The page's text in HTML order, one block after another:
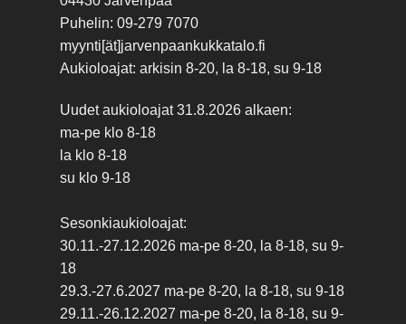
Puhelin: 09-279 7070
myynti[ät]jarvenpaankukkatalo.fi
Aukioloajat: arkisin 8-20, la 8-18, su 9-18
Uudet aukioloajat 31.8.2026 alkaen:
ma-pe klo 8-18
la klo 8-18
su klo 9-18
Sesonkiaukioloajat:
30.11.-27.12.2026 ma-pe 8-20, la 8-18, su 9-
18
29.3.-27.6.2027 ma-pe 8-20, la 8-18, su 9-18
29.11.-26.12.2027 ma-pe 8-20, la 8-18, su 9-